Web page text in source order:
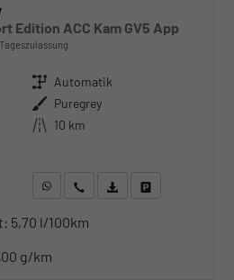
Edition ACC Kam GV5 App
Getriebe Automatik
Außenfarbe Puregrey
Kilometerstand 10 km
WhatsApp anfragen
Wir rufen Sie anFahrzeugexposé (PDF)
5,70 l/100km
g/km